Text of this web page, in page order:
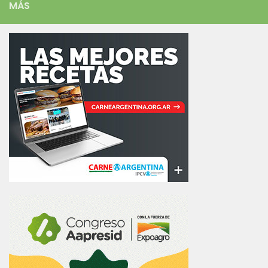
MÁS